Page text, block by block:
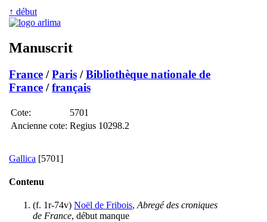
↑ début
Manuscrit
France /Paris /Bibliothèque nationale de
France /français
Cote:
5701
Ancienne cote: Regius 10298.2
Gallica [5701]
Contenu
(f. 1r-74v) Noël de Fribois, Abregé des croniques
de France, début manque